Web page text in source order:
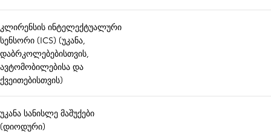
კლირენსის ინტელექტუალური
სენსორი (ICS) (უკანა,
დაბრკოლებებისთვის,
ავტომობილებისა და
ქვეითებისთვის)
უკანა სანისლე მაშუქები
(დიოდური)